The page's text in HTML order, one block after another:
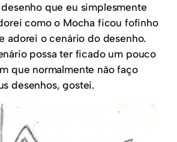
que eu simplesmente
como o Mocha ficou fofinho
adorei o cenário do desenho.
possa ter ficado um pouco
que normalmente não faço
desenhos, gostei.